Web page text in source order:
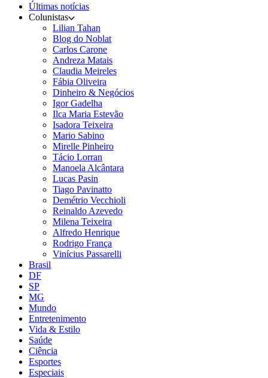
Últimas notícias
Colunistas
Lilian Tahan
Blog do Noblat
Carlos Carone
Andreza Matais
Claudia Meireles
Fábia Oliveira
Dinheiro & Negócios
Igor Gadelha
Ilca Maria Estevão
Isadora Teixeira
Mario Sabino
Mirelle Pinheiro
Tácio Lorran
Manoela Alcântara
Lucas Pasin
Tiago Pavinatto
Demétrio Vecchioli
Reinaldo Azevedo
Milena Teixeira
Alfredo Henrique
Rodrigo França
Vinícius Passarelli
Brasil
DF
SP
MG
Mundo
Entretenimento
Vida & Estilo
Saúde
Ciência
Esportes
Especiais